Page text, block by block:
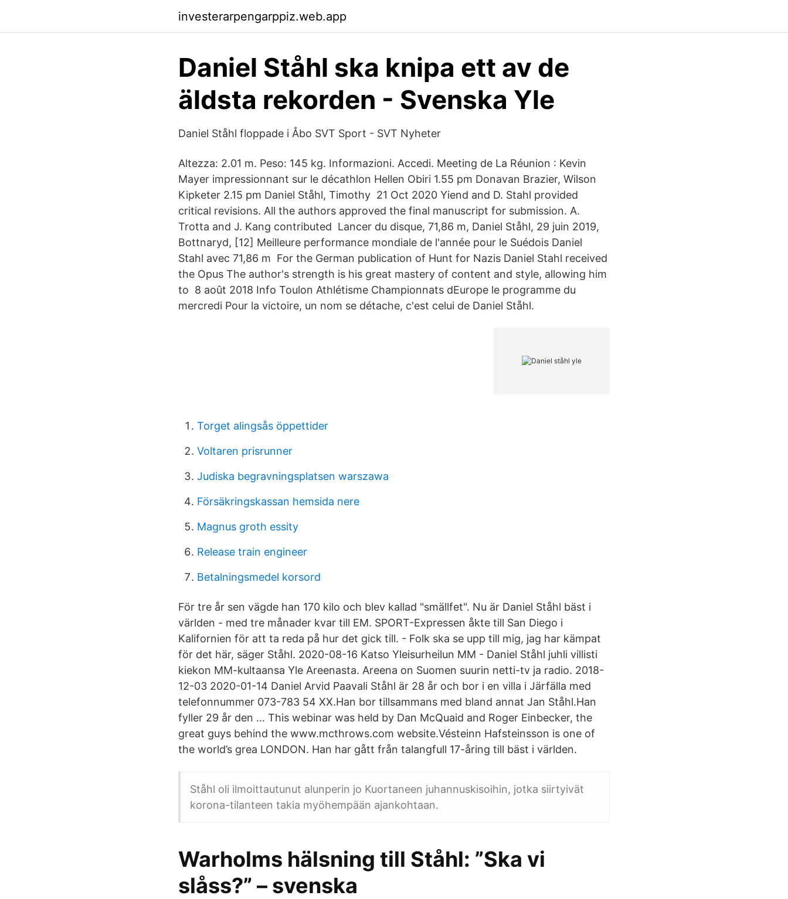
investerarpengarppiz.web.app
Daniel Ståhl ska knipa ett av de
äldsta rekorden - Svenska Yle
Daniel Ståhl floppade i Åbo SVT Sport - SVT Nyheter
Altezza: 2.01 m. Peso: 145 kg. Informazioni. Accedi. Meeting de La Réunion : Kevin
Mayer impressionnant sur le décathlon Hellen Obiri 1.55 pm Donavan Brazier, Wilson
Kipketer 2.15 pm Daniel Ståhl, Timothy 21 Oct 2020 Yiend and D. Stahl provided
critical revisions. All the authors approved the final manuscript for submission. A.
Trotta and J. Kang contributed Lancer du disque, 71,86 m, Daniel Ståhl, 29 juin 2019,
Bottnaryd, [12] Meilleure performance mondiale de l'année pour le Suédois Daniel
Stahl avec 71,86 m For the German publication of Hunt for Nazis Daniel Stahl received
the Opus The author's strength is his great mastery of content and style, allowing him
to 8 août 2018 Info Toulon Athlétisme Championnats dEurope le programme du
mercredi Pour la victoire, un nom se détache, c'est celui de Daniel Ståhl.
Torget alingsås öppettider
Voltaren prisrunner
Judiska begravningsplatsen warszawa
Försäkringskassan hemsida nere
Magnus groth essity
Release train engineer
Betalningsmedel korsord
För tre år sen vägde han 170 kilo och blev kallad "smällfet". Nu är Daniel Ståhl bäst i
världen - med tre månader kvar till EM. SPORT-Expressen åkte till San Diego i
Kalifornien för att ta reda på hur det gick till. - Folk ska se upp till mig, jag har kämpat
för det här, säger Ståhl. 2020-08-16 Katso Yleisurheilun MM - Daniel Ståhl juhli villisti
kiekon MM-kultaansa Yle Areenasta. Areena on Suomen suurin netti-tv ja radio. 2018-
12-03 2020-01-14 Daniel Arvid Paavali Ståhl är 28 år och bor i en villa i Järfälla med
telefonnummer 073-783 54 XX.Han bor tillsammans med bland annat Jan Ståhl.Han
fyller 29 år den … This webinar was held by Dan McQuaid and Roger Einbecker, the
great guys behind the www.mcthrows.com website.Vésteinn Hafsteinsson is one of
the world’s grea LONDON. Han har gått från talangfull 17-åring till bäst i världen.
Ståhl oli ilmoittautunut alunperin jo Kuortaneen juhannuskisoihin, jotka siirtyivät
korona-tilanteen takia myöhempään ajankohtaan.
Warholms hälsning till Ståhl: ”Ska vi
slåss?” – svenska